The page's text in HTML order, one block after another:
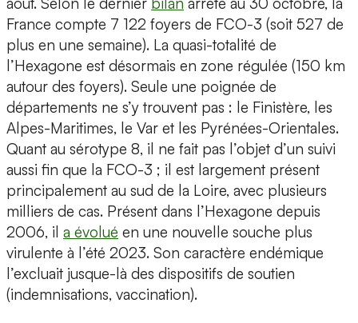
France compte 7 122 foyers de FCO-3 (soit 527 de
plus en une semaine). La quasi-totalité de
l’Hexagone est désormais en zone régulée (150 km
autour des foyers). Seule une poignée de
départements ne s’y trouvent pas : le Finistère, les
Alpes-Maritimes, le Var et les Pyrénées-Orientales.
Quant au sérotype 8, il ne fait pas l’objet d’un suivi
aussi fin que la FCO-3 ; il est largement présent
principalement au sud de la Loire, avec plusieurs
milliers de cas. Présent dans l’Hexagone depuis
2006, il a évolué en une nouvelle souche plus
virulente à l’été 2023. Son caractère endémique
l’excluait jusque-là des dispositifs de soutien
(indemnisations, vaccination).